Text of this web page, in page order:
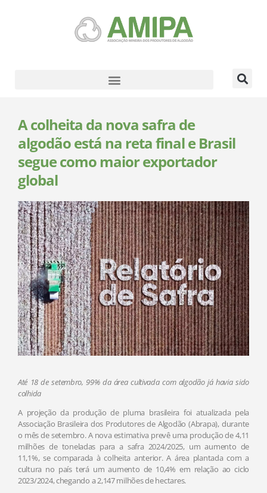
A colheita da nova safra de
algodão está na reta final e Brasil
segue como maior exportador
global
Até 18 de setembro, 99% da área cultivada com algodão já havia sido
colhida
A projeção da produção de pluma brasileira foi atualizada pela
Associação Brasileira dos Produtores de Algodão (Abrapa), durante
o mês de setembro. A nova estimativa prevê uma produção de 4,11
milhões de toneladas para a safra 2024/2025, um aumento de
11,1%, se comparada à colheita anterior. A área plantada com a
cultura no país terá um aumento de 10,4% em relação ao ciclo
2023/2024, chegando a 2,147 milhões de hectares.